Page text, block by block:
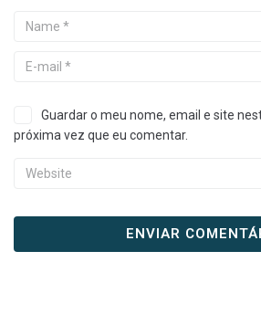
Guardar o meu nome, email e site
próxima vez que eu comentar.